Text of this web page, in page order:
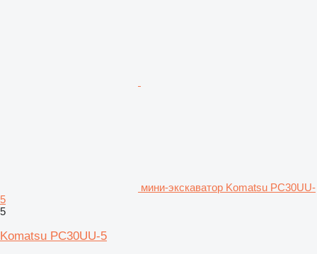
мини-экскаватор Komatsu PC30UU-
5
5
Komatsu PC30UU-5